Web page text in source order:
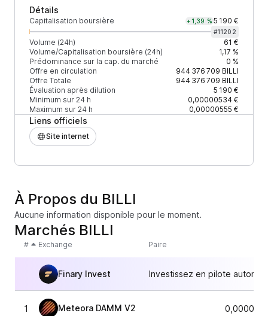
Détails
Capitalisation boursière +1,39 % 5 190 €
#11202
Volume (24h)
61 €
Volume/Capitalisation boursière (24h)
1,17 %
Prédominance sur la cap. du marché
0 %
Offre en circulation
944 376 709 BILLI
Offre Totale
944 376 709 BILLI
Évaluation après dilution
5 190 €
Minimum sur 24 h
0,00000534 €
Maximum sur 24 h
0,00000555 €
Liens officiels
Site internet
À Propos du BILLI
Aucune information disponible pour le moment.
Marchés BILLI
# Exchange Paire
Finary Invest Investissez en pilote
1 Meteora DAMM V2